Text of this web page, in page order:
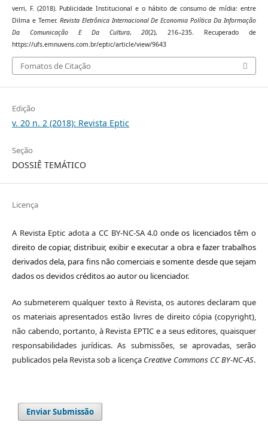
verri, F. (2018). Publicidade Institucional e o hábito de consumo de mídia: entre
Dilma e Temer. Revista Eletrônica Internacional De Economia Política Da Informação
Da Comunicação E Da Cultura,20(2), 216–235. Recuperado de
https://ufs.emnuvens.com.br/eptic/article/view/9643
Fomatos de Citação
Edição
v. 20 n. 2 (2018): Revista Eptic
Seção
DOSSIÊ TEMÁTICO
Licença
A Revista Eptic adota a CC BY-NC-SA 4.0 onde os licenciados têm o
direito de copiar, distribuir, exibir e executar a obra e fazer trabalhos
derivados dela, para fins não comerciais e somente desde que sejam
dados os devidos créditos ao autor ou licenciador.
Ao submeterem qualquer texto à Revista, os autores declaram que
os materiais apresentados estão livres de direito cópia (copyright),
não cabendo, portanto, à Revista EPTIC e a seus editores, quaisquer
responsabilidades jurídicas. As submissões, se aprovadas, serão
publicados pela Revista sob a licença Creative Commons CC BY-NC-AS.
Enviar Submissão